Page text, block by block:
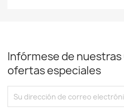
Infórmese de
ofertas especiales